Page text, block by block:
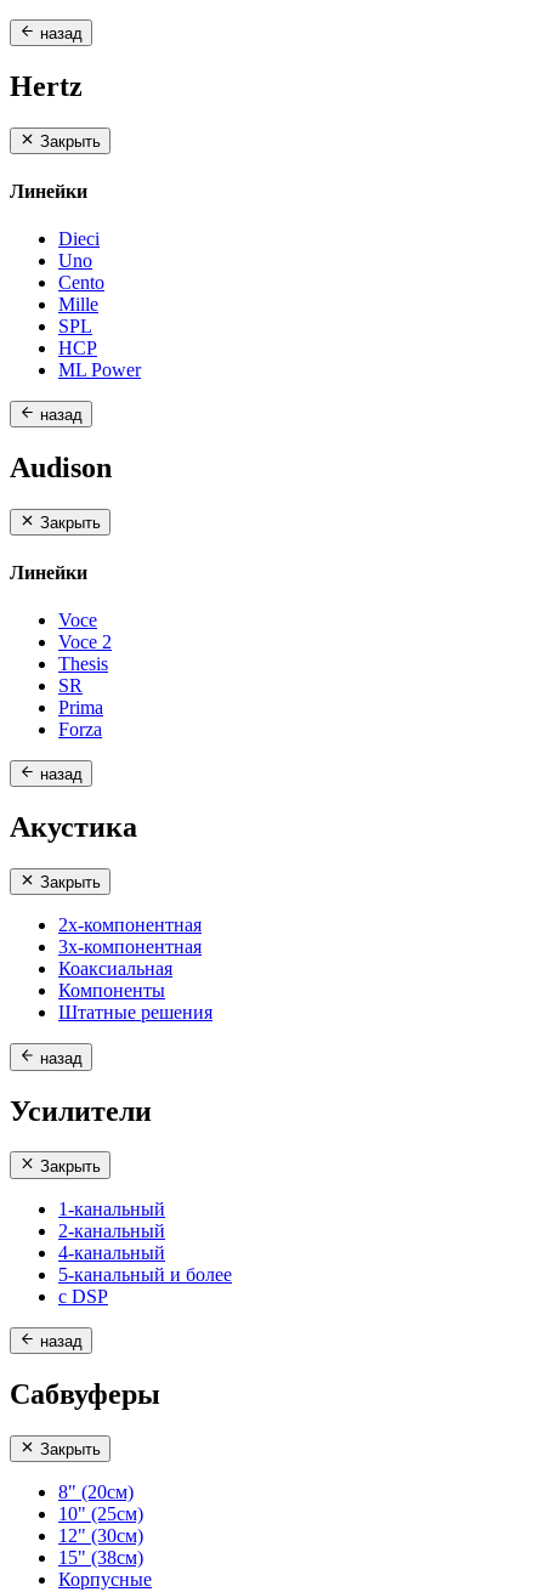
назад
Hertz
Закрыть
Линейки
Dieci
Uno
Cento
Mille
SPL
HCP
ML Power
назад
Audison
Закрыть
Линейки
Voce
Voce 2
Thesis
SR
Prima
Forza
назад
Акустика
Закрыть
2х-компонентная
3х-компонентная
Коаксиальная
Компоненты
Штатные решения
назад
Усилители
Закрыть
1-канальный
2-канальный
4-канальный
5-канальный и более
с DSP
назад
Сабвуферы
Закрыть
8" (20см)
10" (25см)
12" (30см)
15" (38см)
Корпусные